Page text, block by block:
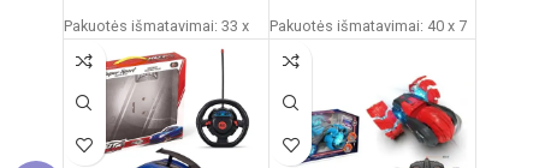
Pakuotės išmatavimai: 33 x
Mašinos ilgis: 30 cm
Dažnis: 2,4 GHz
Nuotolinio valdymo pultas:
Pakuotės išmatavimai: 40 x 7
Produkto medžiaga: plastikas
(PVC)